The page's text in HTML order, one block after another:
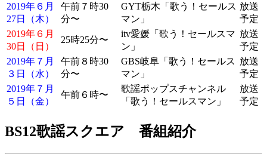
2019年６月
27日（木）
午前７時30
分〜
GYT栃木「歌う！セールス
マン」
放送
予定
2019年６月
30日（日）
25時25分〜
itv愛媛「歌う！セールスマ
ン」
放送
予定
2019年７月
３日（水）
午前８時30
分〜
GBS岐阜「歌う！セールス
マン」
放送
予定
2019年７月
５日（金）
午前６時〜
歌謡ポップスチャンネル
「歌う！セールスマン」
放送
予定
BS12歌謡スクエア 番組紹介